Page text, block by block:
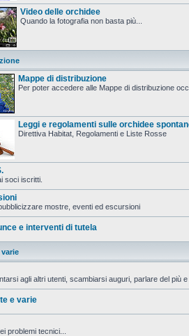
Video delle orchidee
Quando la fotografia non basta più...
Mappe di distribuzione
Per poter accedere alle Mappe di distribuzione
Leggi e regolamenti sulle orchidee
Direttiva Habitat, Regolamenti e Liste Rosse
soci iscritti.
mostre, eventi ed escursioni
e interventi di tutela
agli altri utenti, scambiarsi auguri, parlare del più
e varie
problemi tecnici...